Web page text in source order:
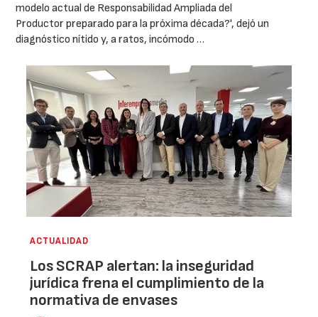
modelo actual de Responsabilidad Ampliada del
Productor preparado para la próxima década?', dejó un
diagnóstico nítido y, a ratos, incómodo …
ACTUALIDAD
Los SCRAP alertan: la inseguridad
jurídica frena el cumplimiento de la
normativa de envases